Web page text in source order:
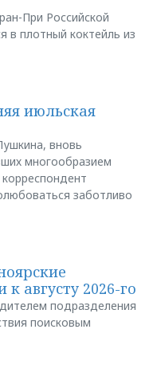
При Российской
в плотный коктейль из
июльская
вновь
многообразием
заботливо
августу 2026-го
подразделения
поисковым